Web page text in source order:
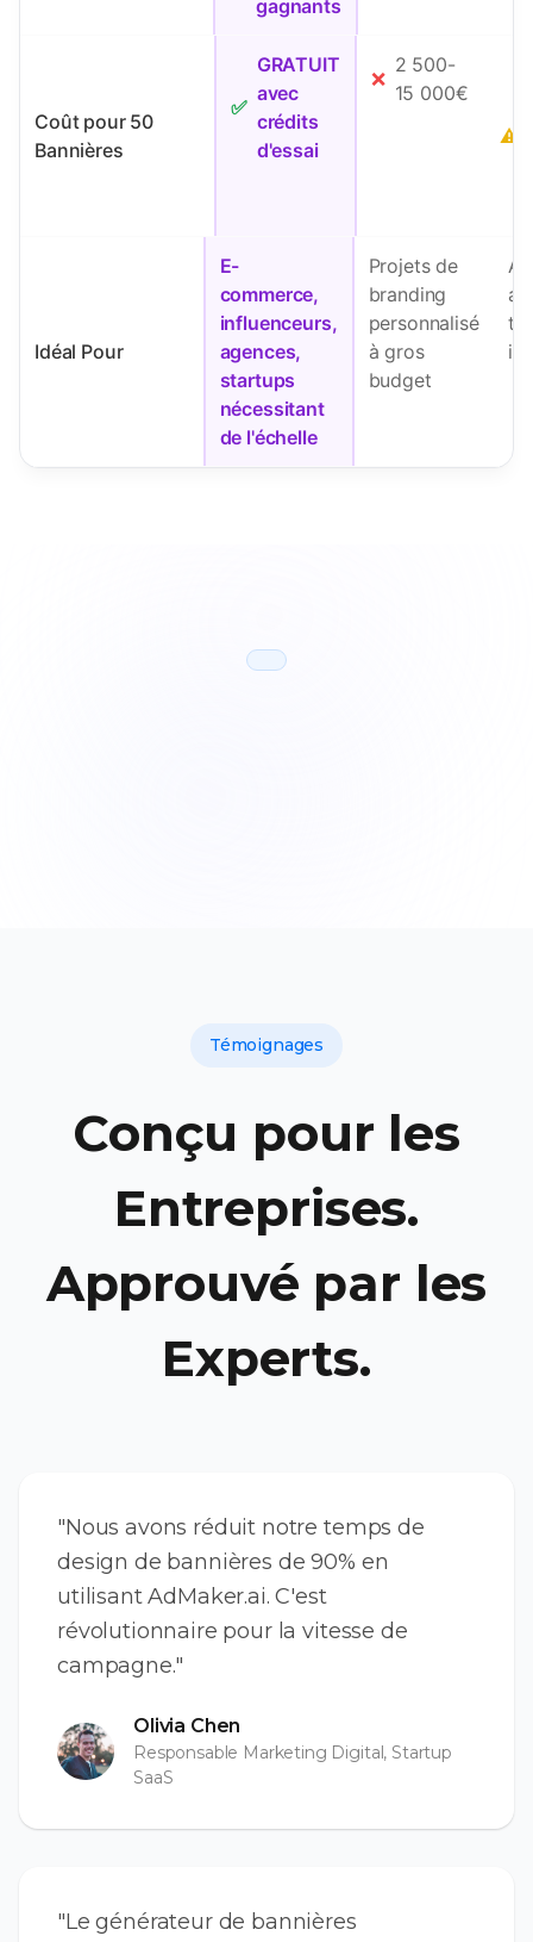
gagnants
Coût pour 50
Bannières
✅
GRATUIT
avec
crédits
d'essai
❌
2 500-
15 000€
⚠️
Idéal Pour
E-
commerce,
influenceurs,
agences,
startups
nécessitant
de l'échelle
Projets de
branding
personnalisé
à gros
budget
Témoignages
Conçu pour les
Entreprises.
Approuvé par les
Experts.
"Nous avons réduit notre temps de
design de bannières de 90% en
utilisant AdMaker.ai. C'est
révolutionnaire pour la vitesse de
campagne."
Olivia Chen
Responsable Marketing Digital, Startup
SaaS
"Le générateur de bannières